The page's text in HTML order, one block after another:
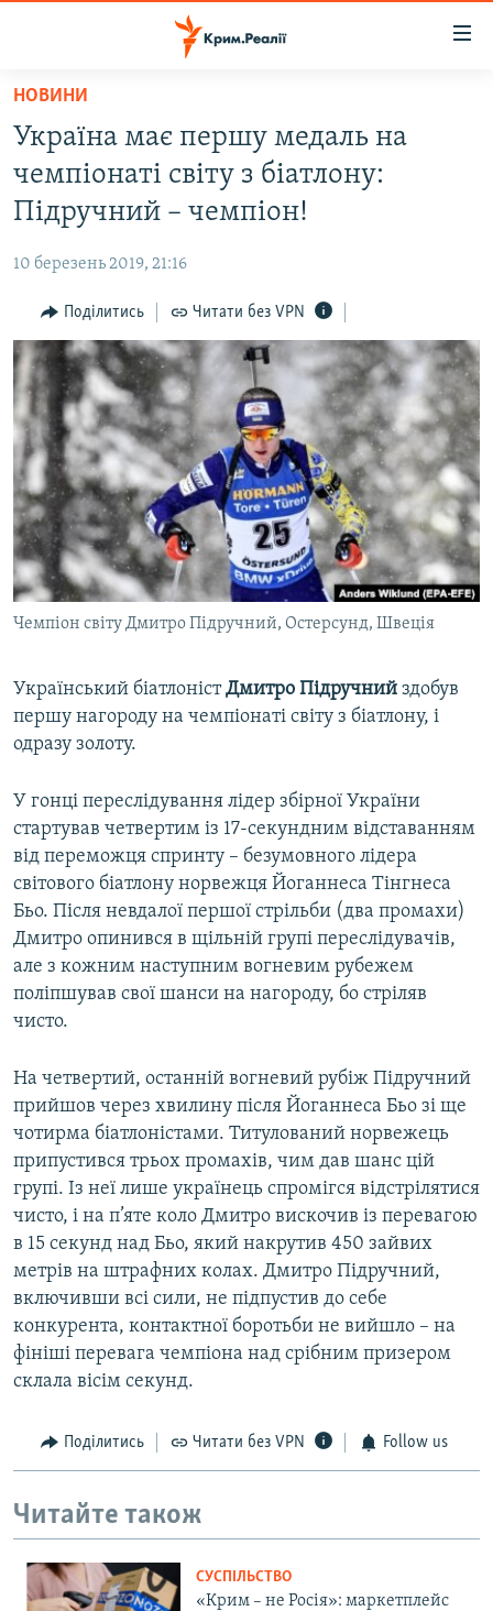
Перейти
основного
матеріалу
Перейти
до
основної
навігації
Перейти
до
пошуку
ВОДА.КРИМ
ВІДЕО ТА ФОТО
БЛОГИ
ПОГЛЯД
ІНТЕРВ'Ю
ВСЕ ЗА ДЕНЬ
СПЕЦПРОЕКТИ
ДЕПОРТАЦІЯ
ВІДЕОУРОКИ «ELIFBE»
СВІДЧЕННЯ ОКУПАЦІЇ
УКРАЇНСЬКА ПРОБЛЕМА КРИМУ
ІНФОГРАФІКА
ЯК ОБІЙТИ БЛОКУВАННЯ
Русский
Qırımtatar
ДОЛУЧАЙСЯ!
Усі сайти RFE/RL
НОВИНИ
Україна має першу медаль на
чемпіонаті світу з біатлону:
Підручний – чемпіон!
10 березень 2019, 21:16
Поділитись Читати без VPN
Чемпіон світу Дмитро Підручний, Остерсунд, Швеція
Український біатлоністДмитро Підручний здобув
першу нагороду на чемпіонаті світу з біатлону, і
одразу золоту.
У гонці переслідування лідер збірної України
стартував четвертим із 17-секундним відставанням
від переможця спринту – безумовного лідера
світового біатлону норвежця Йоганнеса Тінгнеса
Бьо. Після невдалої першої стрільби (два промахи)
Дмитро опинився в щільній групі переслідувачів,
але з кожним наступним вогневим рубежем
поліпшував свої шанси на нагороду, бо стріляв
чисто.
На четвертий, останній вогневий рубіж Підручний
прийшов через хвилину після Йоганнеса Бьо зі ще
чотирма біатлоністами. Титулований норвежець
припустився трьох промахів, чим дав шанс цій
групі. Із неї лише українець спромігся відстрілятися
чисто, і на п’яте коло Дмитро вискочив із перевагою
в 15 секунд над Бьо, який накрутив 450 зайвих
метрів на штрафних колах. Дмитро Підручний,
включивши всі сили, не підпустив до себе
конкурента, контактної боротьби не вийшло – на
фініші перевага чемпіона над срібним призером
склала вісім секунд.
Поділитись Читати без VPN Follow us
Читайте також
СУСПІЛЬСТВО
«Крим – не Росія»: маркетплейс